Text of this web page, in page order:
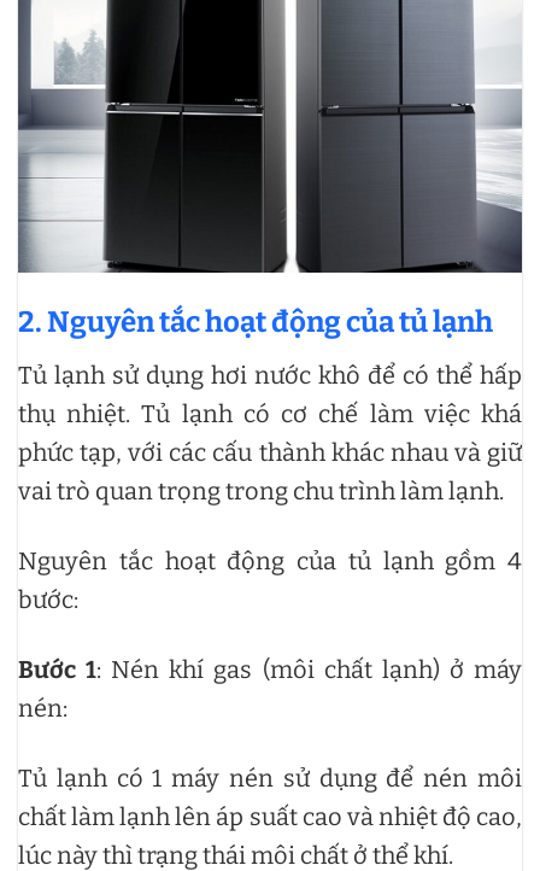
2. Nguyên tắc hoạt động của tủ lạnh
Tủ lạnh sử dụng hơi nước khô để có thể hấp
thụ nhiệt. Tủ lạnh có cơ chế làm việc khá
phức tạp, với các cấu thành khác nhau và giữ
vai trò quan trọng trong chu trình làm lạnh.
Nguyên tắc hoạt động của tủ lạnh gồm 4
bước:
Bước 1: Nén khí gas (môi chất lạnh) ở máy
nén:
Tủ lạnh có 1 máy nén sử dụng để nén môi
chất làm lạnh lên áp suất cao và nhiệt độ cao,
lúc này thì trạng thái môi chất ở thể khí.